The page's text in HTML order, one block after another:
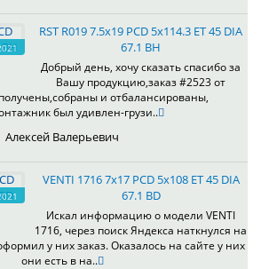
RST R019 7.5x19 PCD 5x114.3 ET 45 DIA
67.1 BH
Добрый день, хочу сказать спасибо за
Вашу продукцию,заказ #2523 от
и отбалансированы,
был удивлен-грузи..
Алексей Валерьевич
VENTI 1716 7x17 PCD 5x108 ET 45 DIA
67.1 BD
Искал информацию о модели VENTI
1716, через поиск Яндекса наткнулся на
у них заказ. Оказалось на сайте у них
они есть в на..